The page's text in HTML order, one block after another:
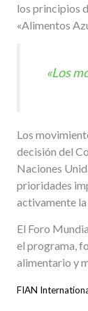
los principios
«Alimentos
«Los
Los
decisión del
Naciones
prioridades
activamente
El Foro
el programa,
alimentario y
FIAN